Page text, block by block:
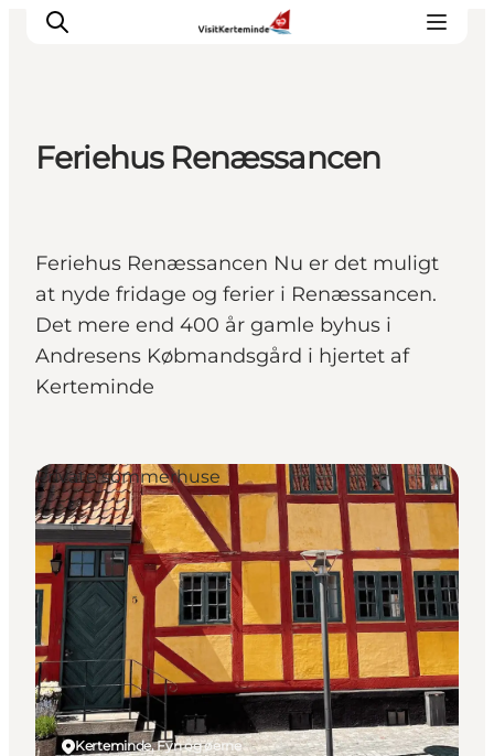
Spis godt
Sov godt
Planlæg din ferie
Det sker
Sommerbus
Feriehus Renæssancen
Feriehus Renæssancen Nu er det muligt
at nyde fridage og ferier i Renæssancen.
Det mere end 400 år gamle byhus i
Andresens Købmandsgård i hjertet af
Kerteminde
Kerteminde, Fyn og øerne
Private sommerhuse